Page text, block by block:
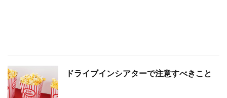
ドライブインシアターで注意すべきこと